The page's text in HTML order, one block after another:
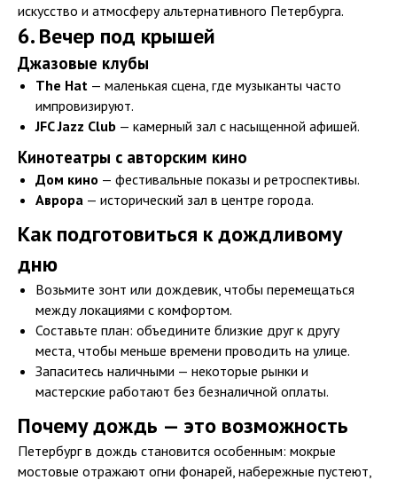
искусство и атмосферу альтернативного Петербурга.
6. Вечер под крышей
Джазовые клубы
The Hat — маленькая сцена, где музыканты часто
импровизируют.
JFC Jazz Club — камерный зал с насыщенной афишей.
Кинотеатры с авторским кино
Дом кино — фестивальные показы и ретроспективы.
Аврора — исторический зал в центре города.
Как подготовиться к дождливому
дню
Возьмите зонт или дождевик, чтобы перемещаться
между локациями с комфортом.
Составьте план: объедините близкие друг к другу
места, чтобы меньше времени проводить на улице.
Запаситесь наличными — некоторые рынки и
мастерские работают без безналичной оплаты.
Почему дождь — это возможность
Петербург в дождь становится особенным: мокрые
мостовые отражают огни фонарей, набережные пустеют,